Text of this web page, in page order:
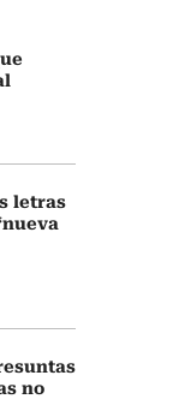
letras
no